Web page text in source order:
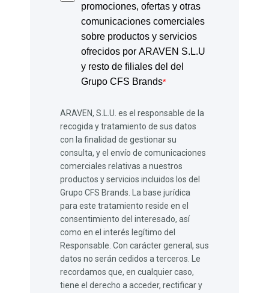
promociones, ofertas y otras
comunicaciones comerciales
sobre productos y servicios
ofrecidos por ARAVEN S.L.U
y resto de filiales del del
Grupo CFS Brands*
ARAVEN, S.L.U. es el responsable de la
recogida y tratamiento de sus datos
con la finalidad de gestionar su
consulta, y el envío de comunicaciones
comerciales relativas a nuestros
productos y servicios incluidos los del
Grupo CFS Brands. La base jurídica
para este tratamiento reside en el
consentimiento del interesado, así
como en el interés legítimo del
Responsable. Con carácter general, sus
datos no serán cedidos a terceros. Le
recordamos que, en cualquier caso,
tiene el derecho a acceder, rectificar y